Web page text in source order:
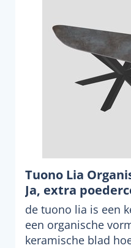
Tuono Lia
Ja, extra
de tuono lia is een
een organische
keramische blad